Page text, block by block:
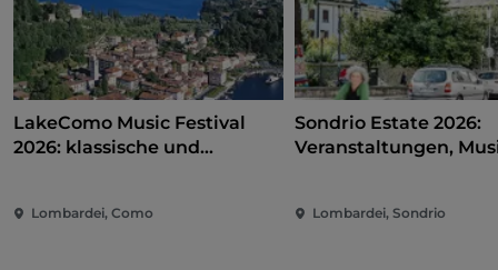
LakeComo Music Festival
2026: klassische und
am Comer See
Lombardei, Como
Sondrio Estate 2026:
Veranstaltungen,
Lombardei, Sondrio